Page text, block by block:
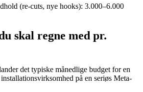
(re-cuts, nye hooks): 3.000–6.000
skal regne med pr.
det typiske månedlige budget for en
på en seriøs Meta-